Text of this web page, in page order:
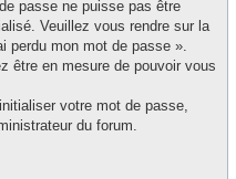
passe ne puisse pas être
Veuillez vous rendre sur la
perdu mon mot de passe ».
être en mesure de pouvoir vous
votre mot de passe,
du forum.